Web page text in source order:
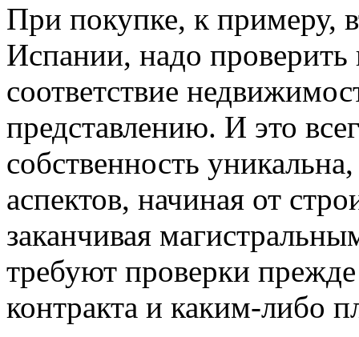
При покупке, к примеру,
Испании, надо
соответствие
представлению. И это
собственность
аспектов, начиная от
заканчивая
требуют проверки
контракта и каким-либо